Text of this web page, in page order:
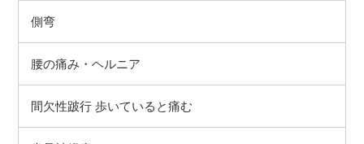
側弯
腰の痛み・ヘルニア
間欠性跛行 歩いていると痛む